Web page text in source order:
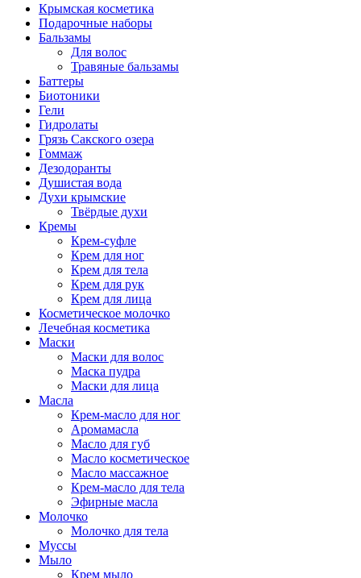
Крымская косметика
Подарочные наборы
Бальзамы
Для волос
Травяные бальзамы
Баттеры
Биотоники
Гели
Гидролаты
Грязь Сакского озера
Гоммаж
Дезодоранты
Душистая вода
Духи крымские
Твёрдые духи
Кремы
Крем-суфле
Крем для ног
Крем для тела
Крем для рук
Крем для лица
Косметическое молочко
Лечебная косметика
Маски
Маски для волос
Маска пудра
Маски для лица
Масла
Крем-масло для ног
Аромамасла
Масло для губ
Масло косметическое
Масло массажное
Крем-масло для тела
Эфирные масла
Молочко
Молочко для тела
Муссы
Мыло
Крем мыло